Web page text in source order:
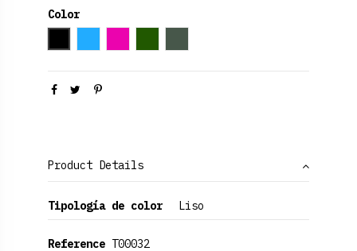
Color
Product Details
Tipología de color Liso
Reference T00032